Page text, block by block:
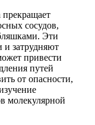
прекращает
сосудов,
Эти
и затрудняют
привести
путей
от опасности,
молекулярной